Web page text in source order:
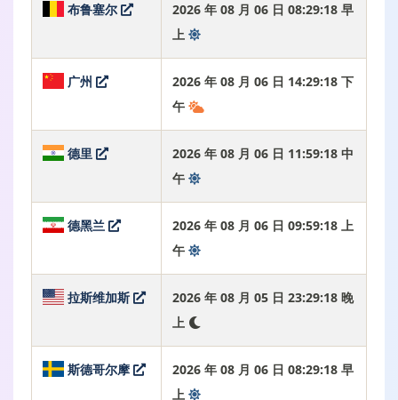
布鲁塞尔
2026 年 08 月 06 日 08:29:19 早
上
广州
2026 年 08 月 06 日 14:29:19 下
午
德里
2026 年 08 月 06 日 11:59:19 中
午
德黑兰
2026 年 08 月 06 日 09:59:19 上
午
拉斯维加斯
2026 年 08 月 05 日 23:29:19 晚
上
斯德哥尔摩
2026 年 08 月 06 日 08:29:19 早
上